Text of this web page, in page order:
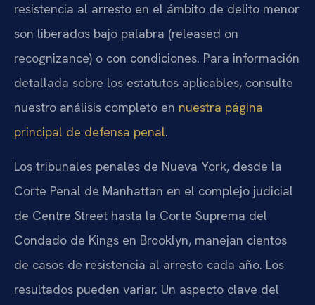
resistencia al arresto en el ámbito de delito menor
son liberados bajo palabra (released on
recognizance) o con condiciones. Para información
detallada sobre los estatutos aplicables, consulte
nuestro análisis completo en nuestra página
principal de defensa penal.
Los tribunales penales de Nueva York, desde la
Corte Penal de Manhattan en el complejo judicial
de Centre Street hasta la Corte Suprema del
Condado de Kings en Brooklyn, manejan cientos
de casos de resistencia al arresto cada año. Los
resultados pueden variar. Un aspecto clave del